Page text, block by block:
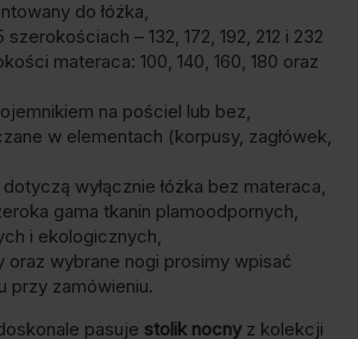
do łóżka,
– 132, 172, 192, 212 i 232
materaca: 100, 140, 160, 180 oraz
na pościel lub bez,
w elementach (korpusy, zagłówek,
wyłącznie łóżka bez materaca,
gama tkanin plamoodpornych,
i ekologicznych,
oraz wybrane nogi prosimy wpisać
przy zamówieniu.
pasuje stolik nocny z kolekcji